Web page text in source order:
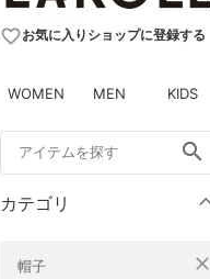
favorite_borderお気に入りショップに登録する
WOMEN MEN KIDS
search
カテゴリ
帽子 close